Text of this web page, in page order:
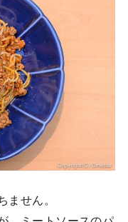
せん。